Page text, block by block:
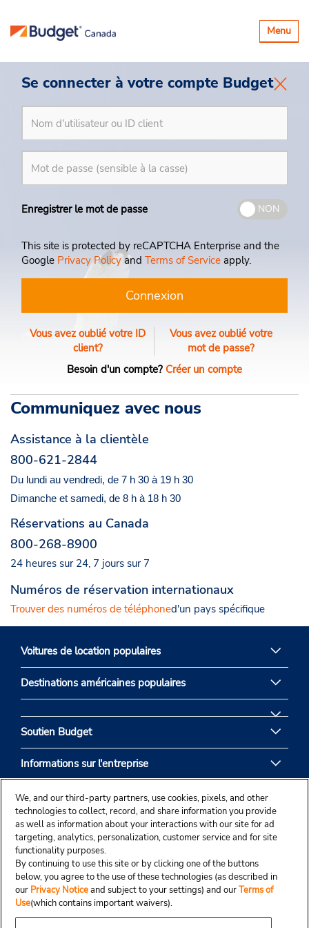
Basculer
la
Menu
Se connecter à votre compte Budget
Enregistrer le mot de passe NON
This site is protected by reCAPTCHA Enterprise and the
Google Privacy Policy and Terms of Service apply.
Connexion
Vous avez oublié votre ID
client?
Vous avez oublié votre
mot de passe?
Besoin d'un compte? Créer un compte
Communiquez avec nous
Assistance à la clientèle
800-621-2844
Du lundi au vendredi, de 7 h 30 à 19 h 30
Dimanche et samedi, de 8 h à 18 h 30
Réservations au Canada
800-268-8900
24 heures sur 24, 7 jours sur 7
Numéros de réservation internationaux
Trouver des numéros de téléphoned'un pays spécifique
Voitures de location populaires
Destinations américaines populaires
Soutien Budget
Informations sur l'entreprise
Partenaires de Budget
We, and our third-party partners, use cookies, pixels, and other
technologies to collect, record, and share information you provide
as well as information about your interactions with our site for ad
targeting, analytics, personalization, customer service and for site
functionality purposes.
By continuing to use this site or by clicking one of the buttons
below, you agree to the use of these technologies (as described in
our Privacy Noticeand subject to your settings) and ourTerms of
Use(which contains important waivers).